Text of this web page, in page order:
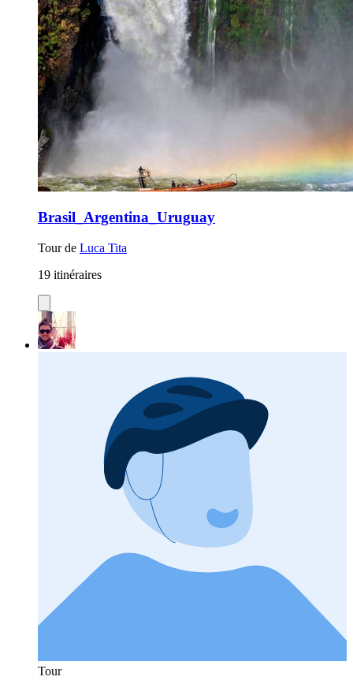
Brasil_Argentina_Uruguay
Tour de Luca Tita
19 itinéraires
Tour